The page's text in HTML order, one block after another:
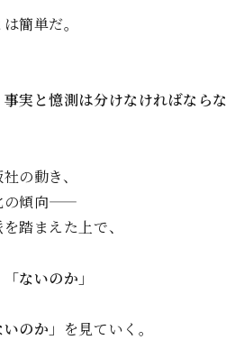
簡単だ。
実と憶測は分けなければならな
の動き、
の傾向——
踏まえた上で、
ないのか」
のか」 を見ていく。